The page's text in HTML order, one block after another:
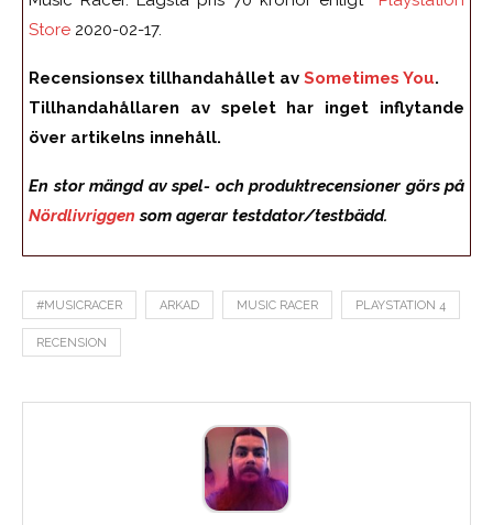
Store 2020-02-17.
Recensionsex tillhandahållet av Sometimes You.
Tillhandahållaren av spelet har inget inflytande
över artikelns innehåll.
En stor mängd av spel- och produktrecensioner görs på
Nördlivriggen som agerar testdator/testbädd.
#MUSICRACER ARKAD MUSIC RACER PLAYSTATION 4
RECENSION